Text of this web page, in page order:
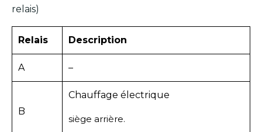
relais)
Relais Description
A –
B
Chauffage électrique
siège arrière.